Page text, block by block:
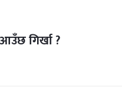
गिर्खा ?